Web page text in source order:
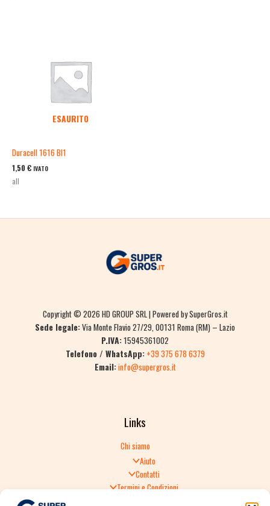
ESAURITO
Duracell 1616 Bl1
1,50 € IVATO
all
Copyright © 2026 HD GROUP SRL | Powered by SuperGros.it
Sede legale:Via Monte Flavio 27/29, 00131 Roma (RM) – Lazio
P.IVA:15945361002
Telefono / WhatsApp: +39 375 678 6379
Email:info@supergros.it
Links
Chi siamo
Aiuto
Contatti
Termini e Condizioni